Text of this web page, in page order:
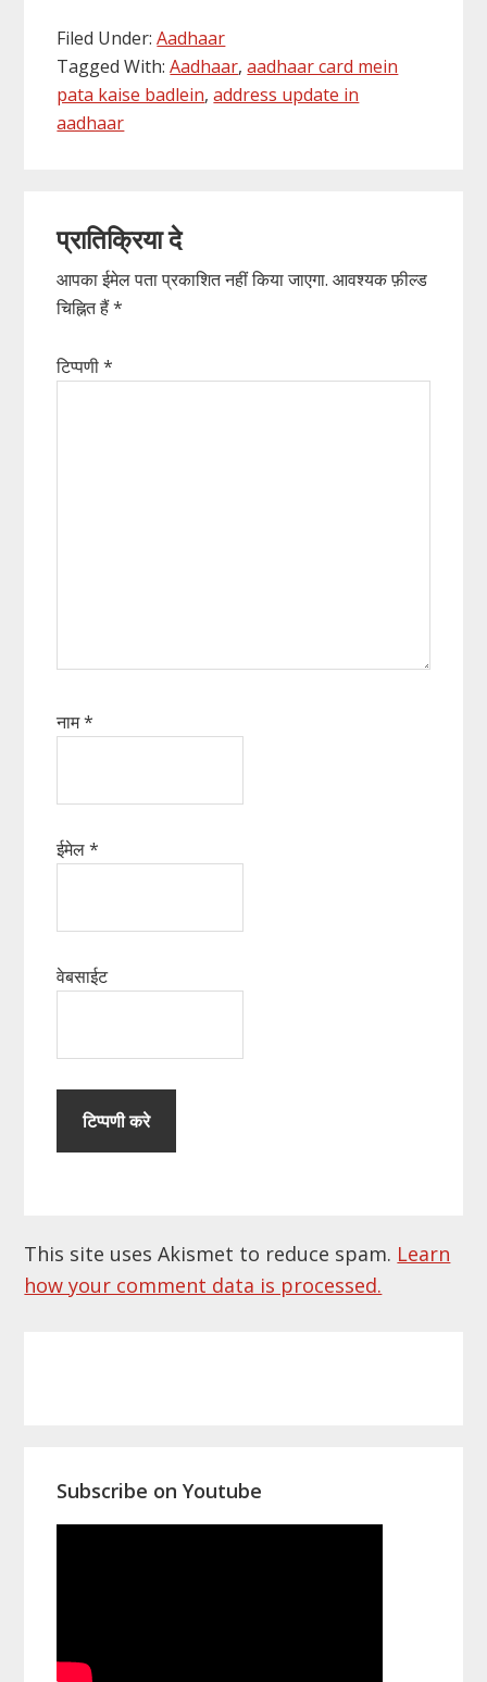
Filed Under:Aadhaar
Tagged With:Aadhaar,aadhaar card mein
pata kaise badlein,address update in
aadhaar
Interactions
प्रातिक्रिया दे
आपका ईमेल पता प्रकाशित नहीं किया जाएगा. आवश्यक फ़ील्ड
चिह्नित हैं*
टिप्पणी*
नाम*
ईमेल*
वेबसाईट
This site uses Akismet to reduce spam. Learn
how your comment data is processed.
Subscribe on Youtube